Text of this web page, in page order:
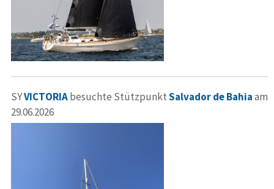
SYVICTORIAbesuchte StützpunktSalvador de Bahiaam
29.06.2026